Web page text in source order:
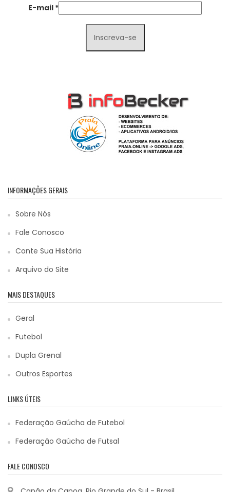
E-mail *
INFORMAÇÕES GERAIS
Sobre Nós
Fale Conosco
Conte Sua História
Arquivo do Site
MAIS DESTAQUES
Geral
Futebol
Dupla Grenal
Outros Esportes
LINKS ÚTEIS
Federação Gaúcha de Futebol
Federação Gaúcha de Futsal
FALE CONOSCO